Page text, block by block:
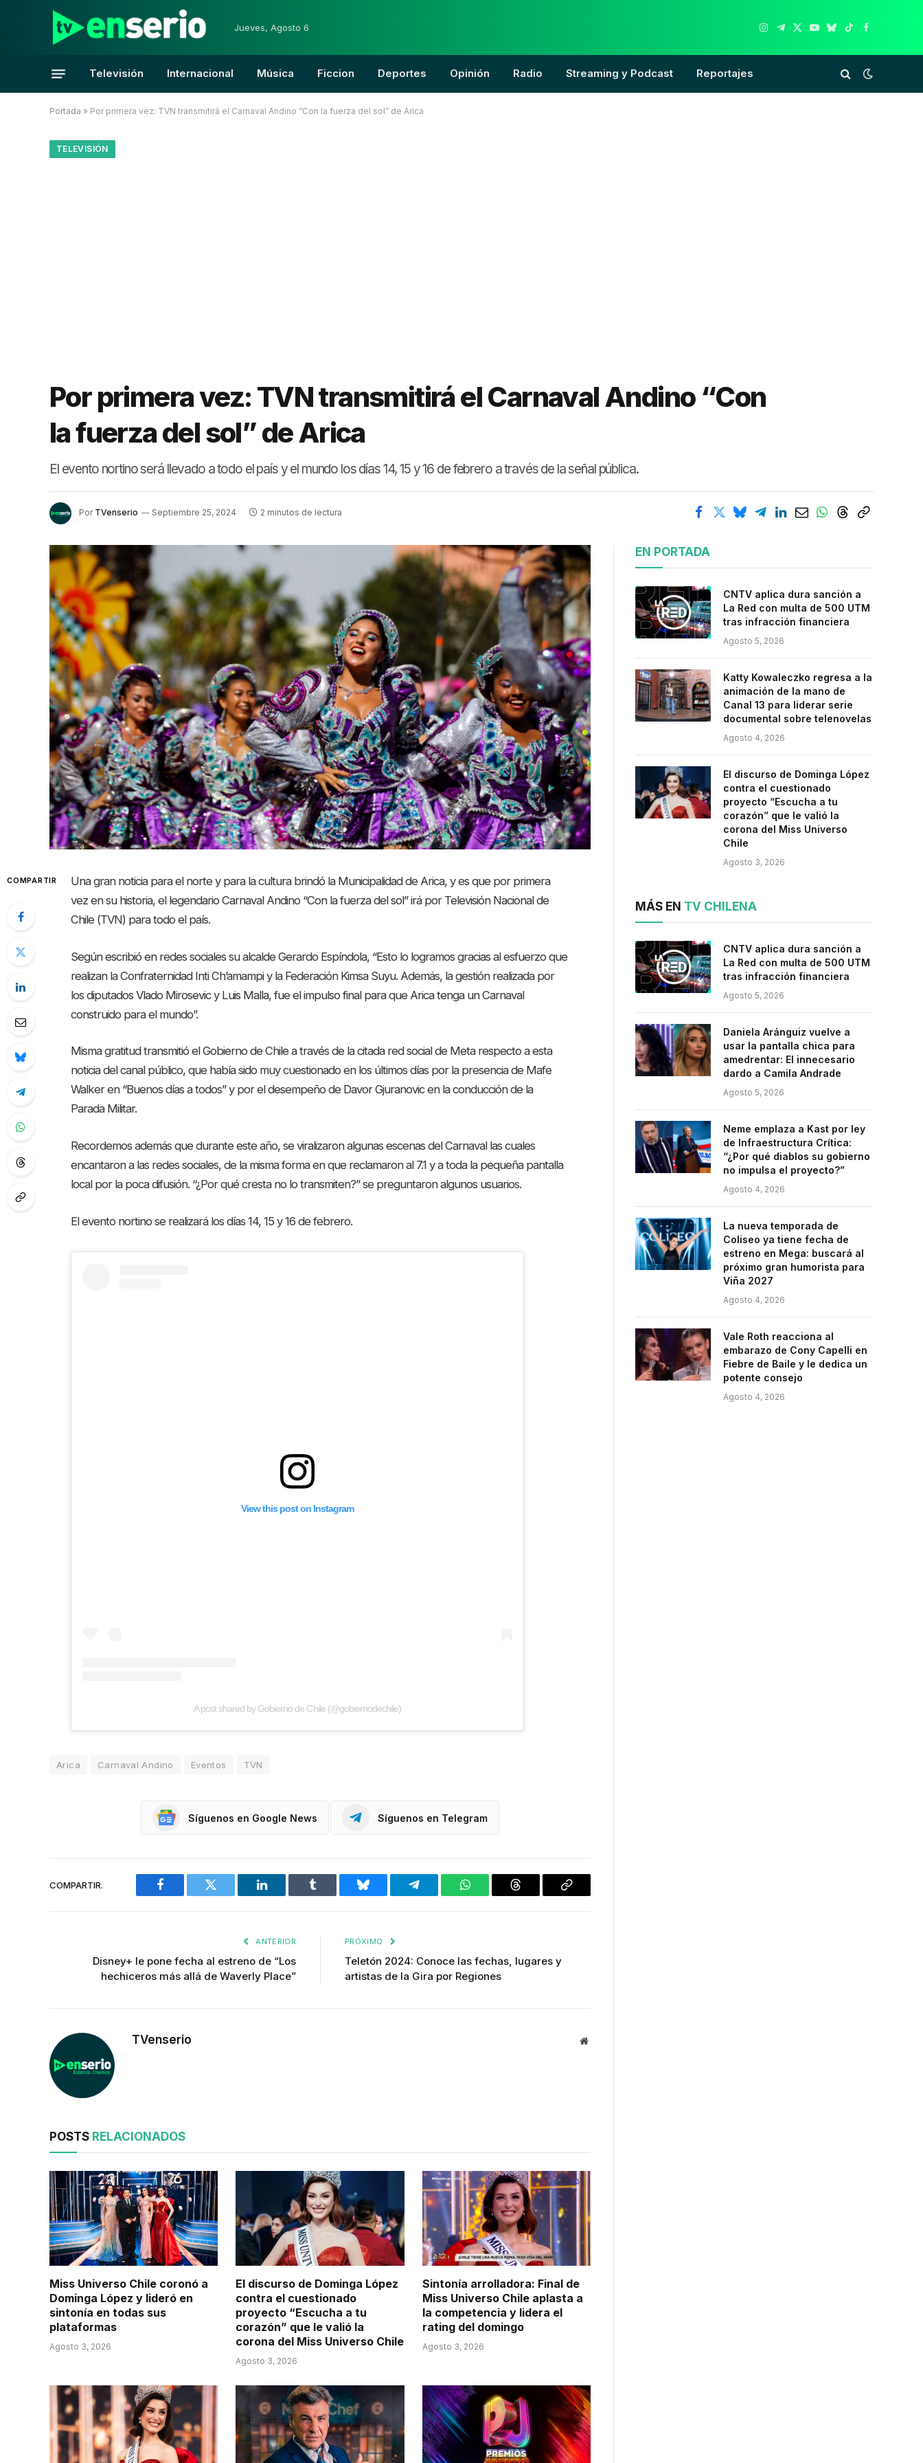
Jueves, Agosto 6
Instagram
Telegram
X
YouTube
Bluesky
TikTokFacebook
Televisión Internacional Música Ficcion Deportes Opinión Radio Streaming y Podcast Reportajes
Portada » Por primera vez: TVN transmitirá el Carnaval Andino “Con la fuerza del sol” de Arica
TELEVISIÓN
Por primera vez: TVN transmitirá el Carnaval Andino “Con
la fuerza del sol” de Arica
El evento nortino será llevado a todo el país y el mundo los días 14, 15 y 16 de febrero a través de la señal pública.
Por TVenserio Septiembre 25, 2024 2 minutos de lectura
COMPARTIR
Una gran noticia para el norte y para la cultura brindó la Municipalidad de Arica, y es que por primera
vez en su historia, el legendario Carnaval Andino “Con la fuerza del sol” irá por Televisión Nacional de
Chile (TVN) para todo el país.
Según escribió en redes sociales su alcalde Gerardo Espíndola, “Esto lo logramos gracias al esfuerzo que
realizan la Confraternidad Inti Ch’amampi y la Federación Kimsa Suyu. Además, la gestión realizada por
los diputados Vlado Mirosevic y Luis Malla, fue el impulso final para que Arica tenga un Carnaval
construido para el mundo”.
Misma gratitud transmitió el Gobierno de Chile a través de la citada red social de Meta respecto a esta
noticia del canal público, que había sido muy cuestionado en los últimos días por la presencia de Mafe
Walker en “Buenos días a todos” y por el desempeño de Davor Gjuranovic en la conducción de la
Parada Militar.
Recordemos además que durante este año, se viralizaron algunas escenas del Carnaval las cuales
encantaron a las redes sociales, de la misma forma en que reclamaron al 7.1 y a toda la pequeña pantalla
local por la poca difusión. “¿Por qué cresta no lo transmiten?” se preguntaron algunos usuarios.
El evento nortino se realizará los días 14, 15 y 16 de febrero.
View this post on Instagram
A post shared by Gobierno de Chile (@gobiernodechile)
Arica Carnaval Andino Eventos TVN
Síguenos en Google News Síguenos en Telegram
COMPARTIR.
Facebook Twitter LinkedIn Tumblr Bluesky Telegram WhatsAppThreads
Copiar
ANTERIOR
Disney+ le pone fecha al estreno de “Los
hechiceros más allá de Waverly Place”
PRÓXIMO
Teletón 2024: Conoce las fechas, lugares y
artistas de la Gira por Regiones
TVenserio Website
POSTS RELACIONADOS
Miss Universo Chile coronó a
Dominga López y lideró en
sintonía en todas sus
plataformas
Agosto 3, 2026
El discurso de Dominga López
contra el cuestionado
proyecto “Escucha a tu
corazón” que le valió la
corona del Miss Universo Chile
Agosto 3, 2026
Sintonía arrolladora: Final de
Miss Universo Chile aplasta a
la competencia y lidera el
rating del domingo
Agosto 3, 2026
EN PORTADA
CNTV aplica dura sanción a
La Red con multa de 500 UTM
tras infracción financiera
Agosto 5, 2026
Katty Kowaleczko regresa a la
animación de la mano de
Canal 13 para liderar serie
documental sobre telenovelas
Agosto 4, 2026
El discurso de Dominga López
contra el cuestionado
proyecto “Escucha a tu
corazón” que le valió la
corona del Miss Universo
Chile
Agosto 3, 2026
MÁS EN TV CHILENA
CNTV aplica dura sanción a
La Red con multa de 500 UTM
tras infracción financiera
Agosto 5, 2026
Daniela Aránguiz vuelve a
usar la pantalla chica para
amedrentar: El innecesario
dardo a Camila Andrade
Agosto 5, 2026
Neme emplaza a Kast por ley
de Infraestructura Crítica:
“¿Por qué diablos su gobierno
no impulsa el proyecto?”
Agosto 4, 2026
La nueva temporada de
Coliseo ya tiene fecha de
estreno en Mega: buscará al
próximo gran humorista para
Viña 2027
Agosto 4, 2026
Vale Roth reacciona al
embarazo de Cony Capelli en
Fiebre de Baile y le dedica un
potente consejo
Agosto 4, 2026